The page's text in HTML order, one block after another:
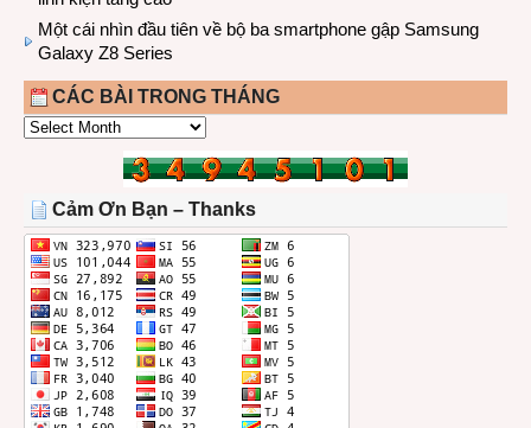
Một cái nhìn đầu tiên về bộ ba smartphone gập Samsung
Galaxy Z8 Series
CÁC BÀI TRONG THÁNG
CÁC
THÁNG
Cảm Ơn Bạn – Thanks